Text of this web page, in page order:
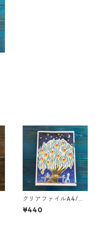
クリアファイルA4/ハ
ンピの夜
¥440